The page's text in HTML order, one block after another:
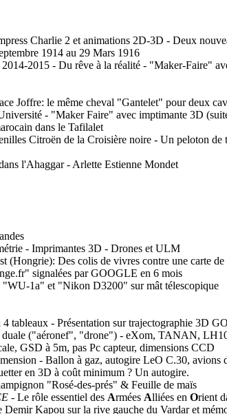
Charlie 2 et animations 2D-3D - Deux
1914 au 29 Mars 1916
2015 - Du rêve à la réalité - "Maker-Faire"
Joffre: le même cheval "Gantelet" pour deux
- "Maker Faire" avec imptimante 3D
dans le Tafilalet
Citroën de la Croisière noire - Un peloton
l'Ahaggar - Arlette Estienne Mondet
- Imprimantes 3D - Drones et ULM
(Hongrie): Des colis de vivres contre une carte de
signalées par GOOGLE en 6 mois
"WU-1a" et "Nikon D3200" sur mât télescopique
tableaux - Présentation sur trajectographie 3D
("aéronef", "drone") - eXom, TANAN,
GSD à 5m, pas Pc capteur, dimensions CCD
- Ballon à gaz, autogire LeO C.30, avions
en 3D à coût minimum ? Un autogire.
"Rosé-des-prés" & Feuille de maïs
- Le rôle essentiel des Armées Alliées en Orient
Kapou sur la rive gauche du Vardar et